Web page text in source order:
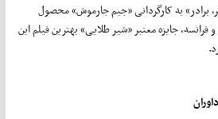
برادر» به کارگردانی «جیم جارموش» محصول
جایزه معتبر «شیر طلایی» بهترین فیلم این